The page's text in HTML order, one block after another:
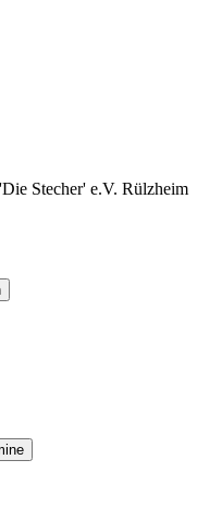
Stecher' e.V. Rülzheim